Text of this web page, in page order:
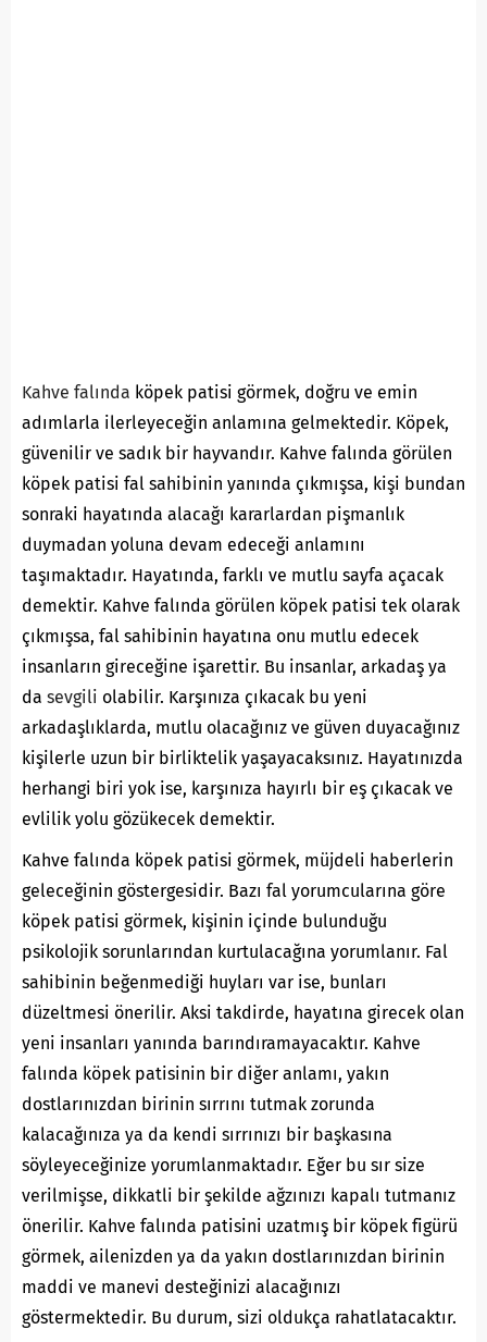
Kahve falında köpek patisi görmek, doğru ve emin
adımlarla ilerleyeceğin anlamına gelmektedir. Köpek,
güvenilir ve sadık bir hayvandır. Kahve falında görülen
köpek patisi fal sahibinin yanında çıkmışsa, kişi bundan
sonraki hayatında alacağı kararlardan pişmanlık
duymadan yoluna devam edeceği anlamını
taşımaktadır. Hayatında, farklı ve mutlu sayfa açacak
demektir. Kahve falında görülen köpek patisi tek olarak
çıkmışsa, fal sahibinin hayatına onu mutlu edecek
insanların gireceğine işarettir. Bu insanlar, arkadaş ya
da sevgili olabilir. Karşınıza çıkacak bu yeni
arkadaşlıklarda, mutlu olacağınız ve güven duyacağınız
kişilerle uzun bir birliktelik yaşayacaksınız. Hayatınızda
herhangi biri yok ise, karşınıza hayırlı bir eş çıkacak ve
evlilik yolu gözükecek demektir.
Kahve falında köpek patisi görmek, müjdeli haberlerin
geleceğinin göstergesidir. Bazı fal yorumcularına göre
köpek patisi görmek, kişinin içinde bulunduğu
psikolojik sorunlarından kurtulacağına yorumlanır. Fal
sahibinin beğenmediği huyları var ise, bunları
düzeltmesi önerilir. Aksi takdirde, hayatına girecek olan
yeni insanları yanında barındıramayacaktır. Kahve
falında köpek patisinin bir diğer anlamı, yakın
dostlarınızdan birinin sırrını tutmak zorunda
kalacağınıza ya da kendi sırrınızı bir başkasına
söyleyeceğinize yorumlanmaktadır. Eğer bu sır size
verilmişse, dikkatli bir şekilde ağzınızı kapalı tutmanız
önerilir. Kahve falında patisini uzatmış bir köpek figürü
görmek, ailenizden ya da yakın dostlarınızdan birinin
maddi ve manevi desteğinizi alacağınızı
göstermektedir. Bu durum, sizi oldukça rahatlatacaktır.